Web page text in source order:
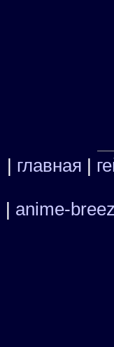
| главная |
| anime-